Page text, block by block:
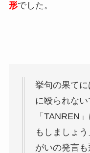
形でした。
挙句の果て
に殴られな
「TANREN
もしましょ
がいの発言